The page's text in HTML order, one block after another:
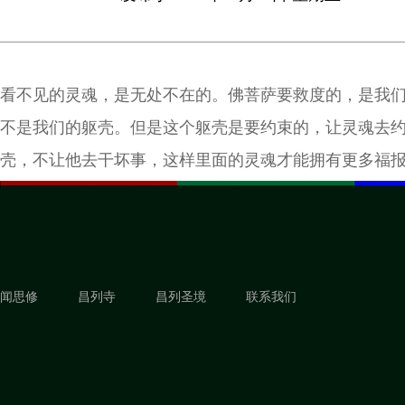
看不见的灵魂，是无处不在的。佛菩萨要救度的，是我
不是我们的躯壳。但是这个躯壳是要约束的，让灵魂去
壳，不让他去干坏事，这样里面的灵魂才能拥有更多福
闻思修 昌列寺 昌列圣境 联系我们